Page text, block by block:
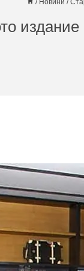
/ Новини /